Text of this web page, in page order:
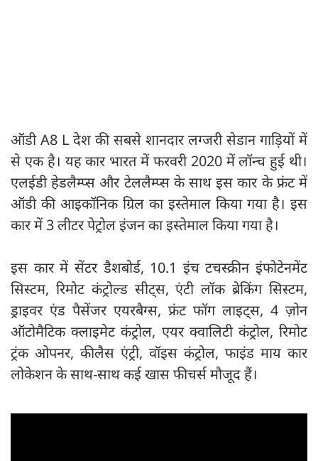
ऑडी A8 L देश की सबसे शानदार लग्जरी सेडान गाड़ियों में
से एक है। यह कार भारत में फरवरी 2020 में लॉन्च हुई थी।
एलईडी हेडलैम्प्स और टेललैम्प्स के साथ इस कार के फ्रंट में
ऑडी की आइकॉनिक ग्रिल का इस्तेमाल किया गया है। इस
कार में 3 लीटर पेट्रोल इंजन का इस्तेमाल किया गया है।
इस कार में सेंटर डैशबोर्ड, 10.1 इंच टचस्क्रीन इंफोटेनमेंट
सिस्टम, रिमोट कंट्रोल्ड सीट्स, एंटी लॉक ब्रेकिंग सिस्टम,
ड्राइवर एंड पैसेंजर एयरबैग्स, फ्रंट फॉग लाइट्स, 4 ज़ोन
ऑटोमैटिक क्लाइमेट कंट्रोल, एयर क्वालिटी कंट्रोल, रिमोट
ट्रंक ओपनर, कीलैस एंट्री, वॉइस कंट्रोल, फाइंड माय कार
लोकेशन के साथ-साथ कई खास फीचर्स मौजूद हैं।